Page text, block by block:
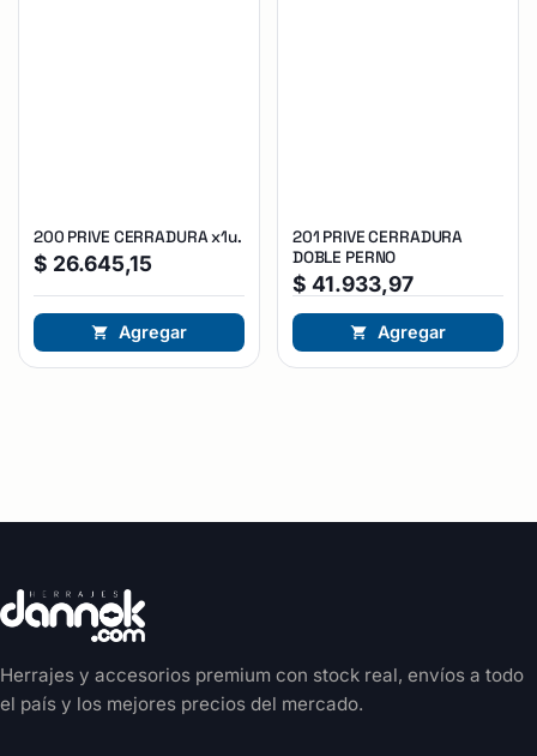
200 PRIVE CERRADURA x1u.
$ 26.645,15
Agregar
201 PRIVE CERRADURA
DOBLE PERNO
$ 41.933,97
Agregar
Herrajes y accesorios premium con stock real, envíos a todo
el país y los mejores precios del mercado.